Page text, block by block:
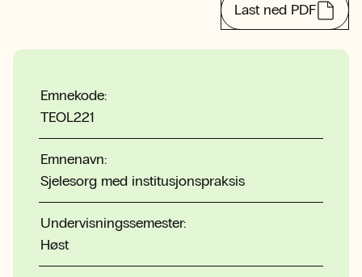
Last ned PDF
Emnekode:
TEOL221
Emnenavn:
Sjelesorg med institusjonspraksis
Undervisningssemester:
Høst